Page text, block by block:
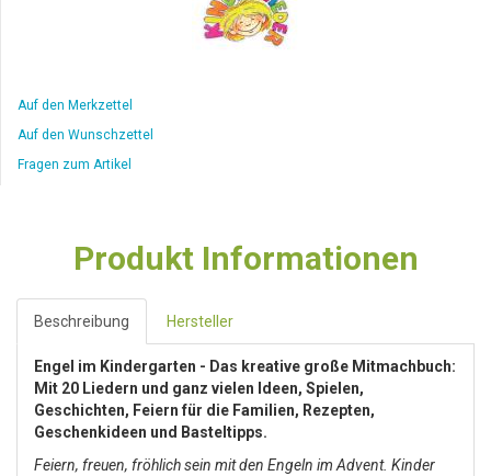
Auf den Merkzettel
Auf den Wunschzettel
Fragen zum Artikel
Produkt Informationen
Beschreibung Hersteller
Engel im Kindergarten - Das kreative große Mitmachbuch:
Mit 20 Liedern und ganz vielen Ideen, Spielen,
Geschichten, Feiern für die Familien, Rezepten,
Geschenkideen und Basteltipps.
Feiern, freuen, fröhlich sein mit den Engeln im Advent. Kinder